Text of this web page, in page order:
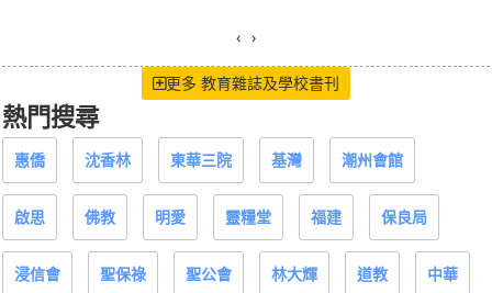
‹ ›
更多 教育雜誌及學校書刊
熱門搜尋
惠僑 沈香林 東華三院 基灣 潮州會館
啟思 佛教 明愛 靈糧堂 福建 保良局
浸信會 聖保祿 聖公會 林大輝 道教 中華